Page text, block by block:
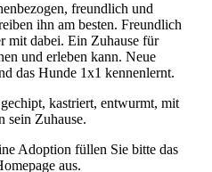
freundlich und
ihn am besten. Freundlich
mit dabei. Ein Zuhause für
und erleben kann. Neue
das Hunde 1x1 kennenlernt.
kastriert, entwurmt, mit
sein Zuhause.
Adoption füllen Sie bitte das
aus.